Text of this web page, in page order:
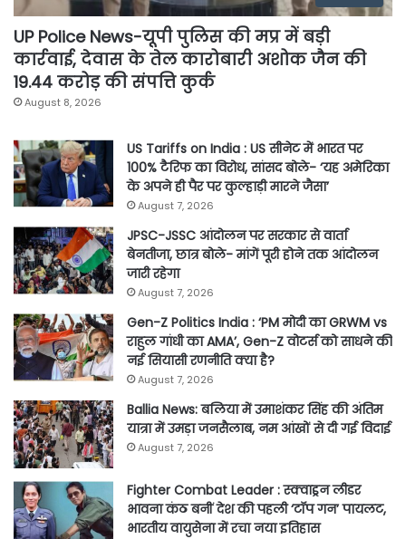
UP Police News-यूपी पुलिस की मप्र में बड़ी
कार्रवाई, देवास के तेल कारोबारी अशोक जैन की
19.44 करोड़ की संपत्ति कुर्क
August 8, 2026
US Tariffs on India : US सीनेट में भारत पर
100% टैरिफ का विरोध, सांसद बोले- ‘यह अमेरिका
के अपने ही पैर पर कुल्हाड़ी मारने जैसा’
August 7, 2026
JPSC-JSSC आंदोलन पर सरकार से वार्ता
बेनतीजा, छात्र बोले- मांगें पूरी होने तक आंदोलन
जारी रहेगा
August 7, 2026
Gen-Z Politics India : ‘PM मोदी का GRWM vs
राहुल गांधी का AMA’, Gen-Z वोटर्स को साधने की
नई सियासी रणनीति क्या है?
August 7, 2026
Ballia News: बलिया में उमाशंकर सिंह की अंतिम
यात्रा में उमड़ा जनसैलाब, नम आंखों से दी गई विदाई
August 7, 2026
Fighter Combat Leader : स्क्वाड्रन लीडर
भावना कंठ बनीं देश की पहली ‘टॉप गन’ पायलट,
भारतीय वायुसेना में रचा नया इतिहास